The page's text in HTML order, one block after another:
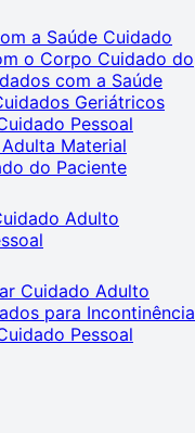
a Saúde Cuidado
o Corpo Cuidado do
com a Saúde
Geriátricos
Pessoal
Material
do Paciente
Adulto
Cuidado Adulto
para Incontinência
Pessoal